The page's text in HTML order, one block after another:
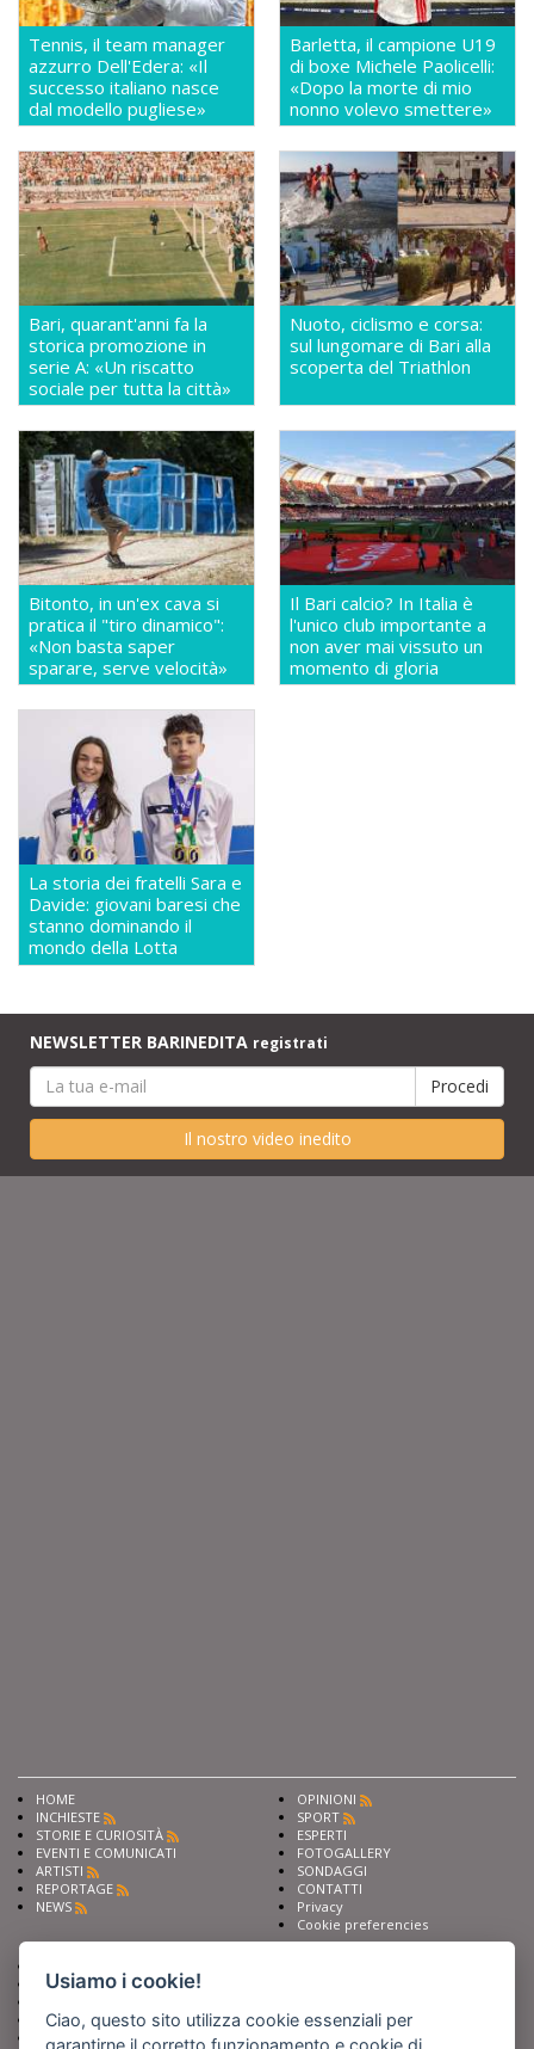
Tennis, il team manager
azzurro Dell'Edera: «Il
successo italiano nasce
dal modello pugliese»
Barletta, il campione U19
di boxe Michele Paolicelli:
«Dopo la morte di mio
nonno volevo smettere»
Bari, quarant'anni fa la
storica promozione in
serie A: «Un riscatto
sociale per tutta la città»
Nuoto, ciclismo e corsa:
sul lungomare di Bari alla
scoperta del Triathlon
Bitonto, in un'ex cava si
pratica il "tiro dinamico":
«Non basta saper
sparare, serve velocità»
Il Bari calcio? In Italia è
l'unico club importante a
non aver mai vissuto un
momento di gloria
La storia dei fratelli Sara e
Davide: giovani baresi che
stanno dominando il
mondo della Lotta
NEWSLETTER BARINEDITA registrati
Il nostro video inedito
HOME
INCHIESTE
STORIE E CURIOSITÀ
EVENTI E COMUNICATI
ARTISTI
REPORTAGE
NEWS
OPINIONI
SPORT
ESPERTI
FOTOGALLERY
SONDAGGI
CONTATTI
Privacy
Cookie preferencies
Scrivi alla redazione
Sostieni Barinedita
Iscriviti al nostro corso di
Usiamo i cookie!
Ciao, questo sito utilizza cookie essenziali per
garantirne il corretto funzionamento e cookie di